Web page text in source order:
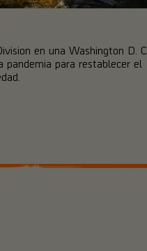
en una Washington D. C.
pandemia para restablecer el